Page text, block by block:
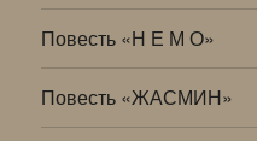
Повесть «Н Е М О»
Повесть «ЖАСМИН»